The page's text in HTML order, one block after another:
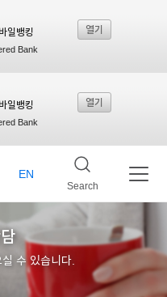
일뱅킹
Bank
열기
일뱅킹
Bank
열기
Search
EN
수 있습니다.